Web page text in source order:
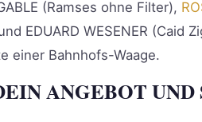
(Ramses ohne Filter),
EDUARD WESENER
einer Bahnhofs-Waage.
ANGEBOT